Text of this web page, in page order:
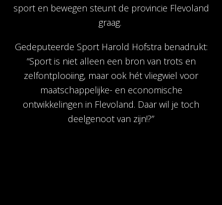
sport en bewegen steunt de provincie Flevoland
graag.
Gedeputeerde Sport Harold Hofstra benadrukt:
“Sport is niet alleen een bron van trots en
zelfontplooiing, maar ook hét vliegwiel voor
maatschappelijke- en economische
ontwikkelingen in Flevoland. Daar wil je toch
deelgenoot van zijn!?”